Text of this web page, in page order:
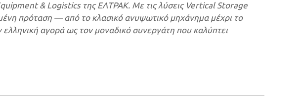
& Logistics της ΕΛΤΡΑΚ. Με τις λύσεις Vertical Storage
πρόταση — από το κλασικό ανυψωτικό μηχάνημα μέχρι το
αγορά ως τον μοναδικό συνεργάτη που καλύπτει